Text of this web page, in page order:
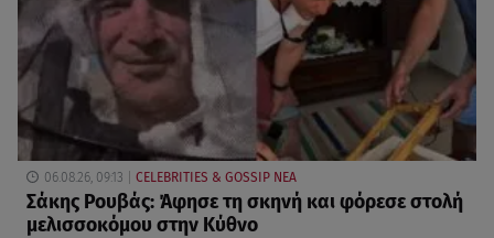
06.08.26, 09:13 CELEBRITIES & GOSSIP ΝΕΑ
Σάκης Ρουβάς: Άφησε τη σκηνή και φόρεσε στολή
μελισσοκόμου στην Κύθνο